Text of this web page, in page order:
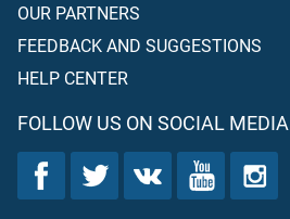
OUR PARTNERS
FEEDBACK AND SUGGESTIONS
HELP CENTER
FOLLOW US ON SOCIAL MEDIA